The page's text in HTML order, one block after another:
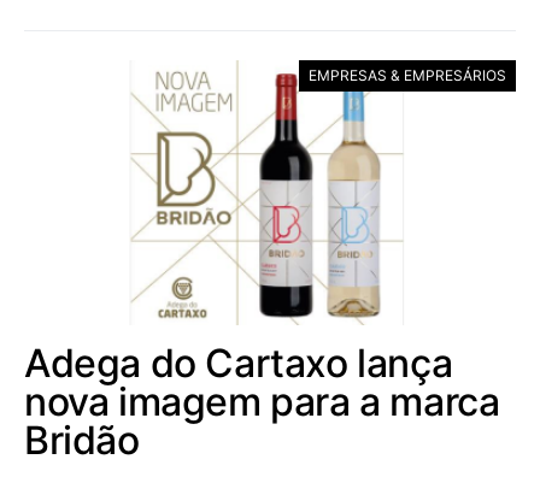
EMPRESAS & EMPRESÁRIOS
Adega do Cartaxo lança
nova imagem para a marca
Bridão